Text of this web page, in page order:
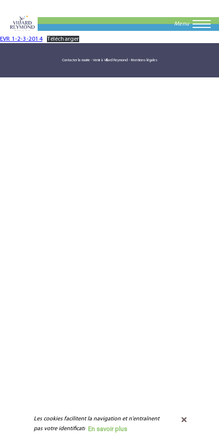
Menu
EVR 1-2-3-2014 Télécharger
Contacter la mairie- Venir à Villard Reymond - Mentions légales
Les cookies facilitent la navigation et n'entraînent
pas votre identification.En savoir plus